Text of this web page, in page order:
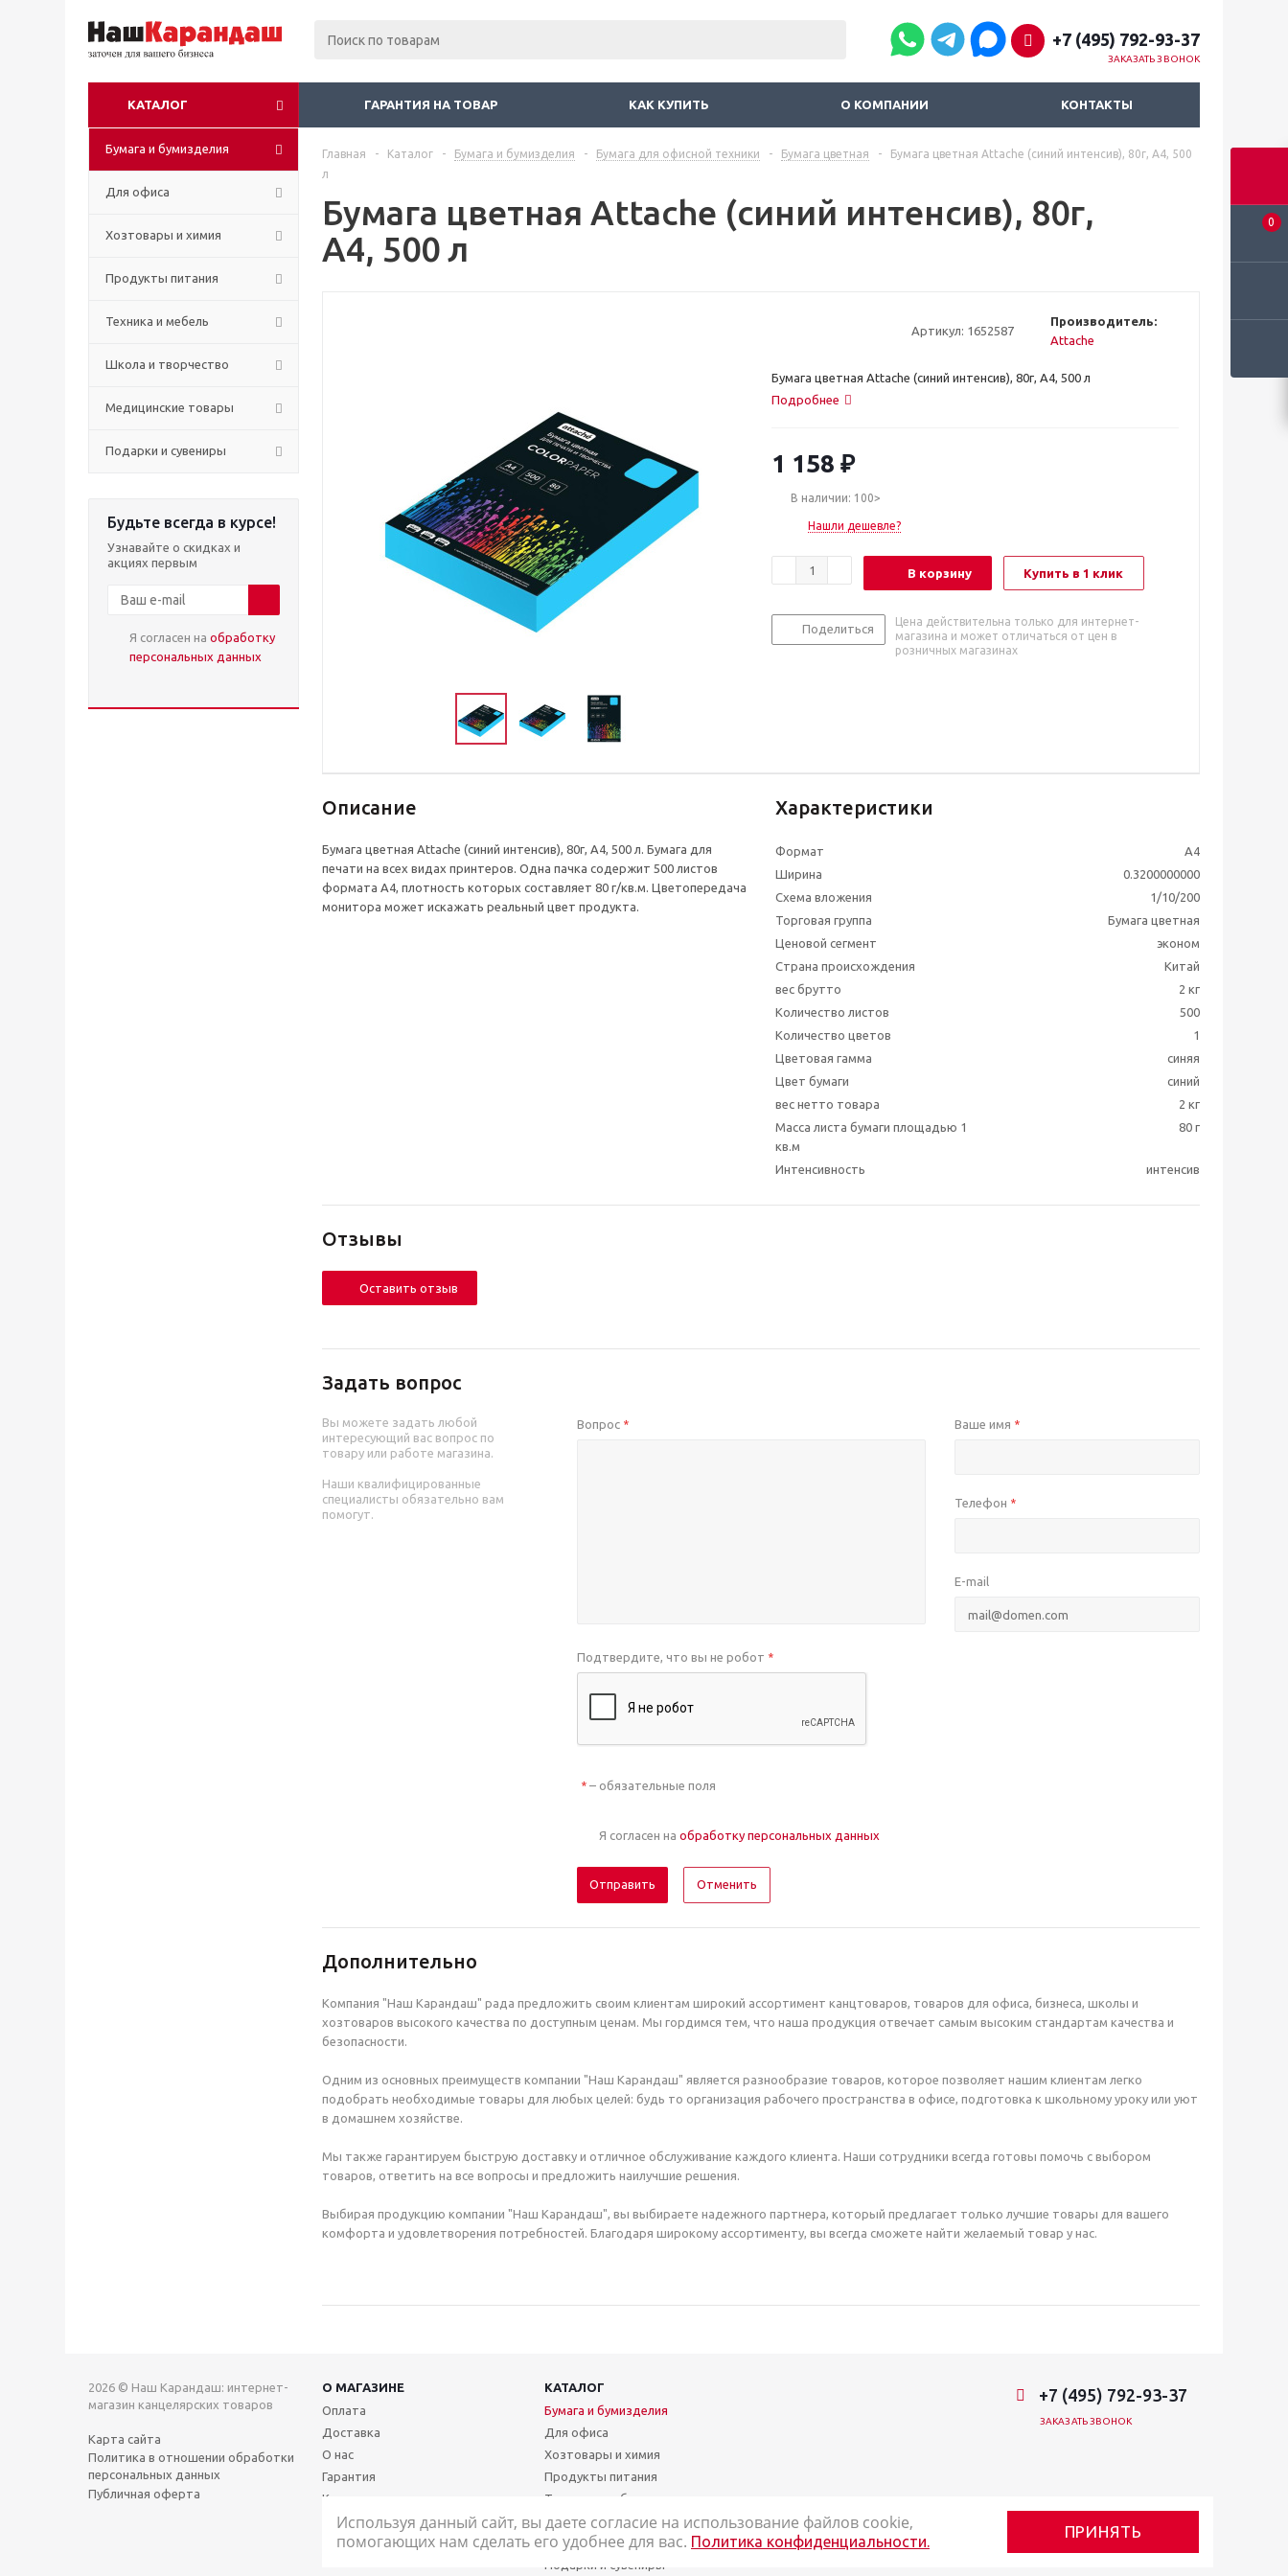
0
+7 (495) 792-93-37
ЗАКАЗАТЬ ЗВОНОК
КАТАЛОГ ГАРАНТИЯ НА ТОВАР КАК КУПИТЬ О КОМПАНИИ КОНТАКТЫ
Бумага и бумизделия
Для офиса
Хозтовары и химия
Продукты питания
Техника и мебель
Школа и творчество
Медицинские товары
Подарки и сувениры
Будьте всегда в курсе!
Узнавайте о скидках и
акциях первым
Я согласен на обработку
персональных данных
Главная - Каталог - Бумага и бумизделия - Бумага для офисной техники - Бумага цветная -
Бумага цветная Attache (синий интенсив), 80г, А4, 500
л
Бумага цветная Attache (синий интенсив), 80г,
А4, 500 л
Артикул: 1652587
Производитель:
Attache
Бумага цветная Attache (синий интенсив), 80г, А4, 500 л
Подробнее
1 158 ₽
В наличии: 100>
Нашли дешевле?
В корзину Купить в 1 клик
Поделиться
Цена действительна только для интернет-
магазина и может отличаться от цен в
розничных магазинах
Описание
Бумага цветная Attache (синий интенсив), 80г, А4, 500 л. Бумага для
печати на всех видах принтеров. Одна пачка содержит 500 листов
формата А4, плотность которых составляет 80 г/кв.м. Цветопередача
монитора может искажать реальный цвет продукта.
Характеристики
Формат
А4
Ширина
0.3200000000
Схема вложения
1/10/200
Торговая группа
Бумага цветная
Ценовой сегмент
эконом
Страна происхождения
Китай
вес брутто
2 кг
Количество листов
500
Количество цветов
1
Цветовая гамма
синяя
Цвет бумаги
синий
вес нетто товара
2 кг
Масса листа бумаги площадью 1
кв.м
80 г
Интенсивность интенсив
Отзывы
Оставить отзыв
Задать вопрос
Вы можете задать любой
интересующий вас вопрос по
товару или работе магазина.
Наши квалифицированные
специалисты обязательно вам
помогут.
Вопрос * Ваше имя *
Телефон *
E-mail
Подтвердите, что вы не робот *
*– обязательные поля
Я согласен на обработку персональных данных
Отменить
Дополнительно
Компания "Наш Карандаш" рада предложить своим клиентам широкий ассортимент канцтоваров, товаров для офиса, бизнеса, школы и
хозтоваров высокого качества по доступным ценам. Мы гордимся тем, что наша продукция отвечает самым высоким стандартам качества и
безопасности.
Одним из основных преимуществ компании "Наш Карандаш" является разнообразие товаров, которое позволяет нашим клиентам легко
подобрать необходимые товары для любых целей: будь то организация рабочего пространства в офисе, подготовка к школьному уроку или уют
в домашнем хозяйстве.
Мы также гарантируем быструю доставку и отличное обслуживание каждого клиента. Наши сотрудники всегда готовы помочь с выбором
товаров, ответить на все вопросы и предложить наилучшие решения.
Выбирая продукцию компании "Наш Карандаш", вы выбираете надежного партнера, который предлагает только лучшие товары для вашего
комфорта и удовлетворения потребностей. Благодаря широкому ассортименту, вы всегда сможете найти желаемый товар у нас.
2026 © Наш Карандаш: интернет-
магазин канцелярских товаров
Карта сайта
Политика в отношении обработки
персональных данных
Публичная оферта
О МАГАЗИНЕ
КАТАЛОГ
Оплата
Доставка
О нас
Гарантия
Контакты
Бумага и бумизделия
Для офиса
Хозтовары и химия
Продукты питания
Техника и мебель
Школа и творчество
Медицинские товары
Подарки и сувениры
+7 (495) 792-93-37
ЗАКАЗАТЬ ЗВОНОК
Используя данный сайт, вы даете согласие на использование файлов cookie,
помогающих нам сделать его удобнее для вас. Политика конфиденциальности.
ПРИНЯТЬ